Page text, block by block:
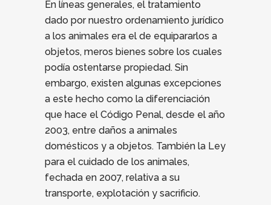
En líneas generales, el tratamiento
dado por nuestro ordenamiento jurídico
a los animales era el de equipararlos a
objetos, meros bienes sobre los cuales
podía ostentarse propiedad. Sin
embargo, existen algunas excepciones
a este hecho como la diferenciación
que hace el Código Penal, desde el año
2003, entre daños a animales
domésticos y a objetos. También la Ley
para el cuidado de los animales,
fechada en 2007, relativa a su
transporte, explotación y sacrificio.